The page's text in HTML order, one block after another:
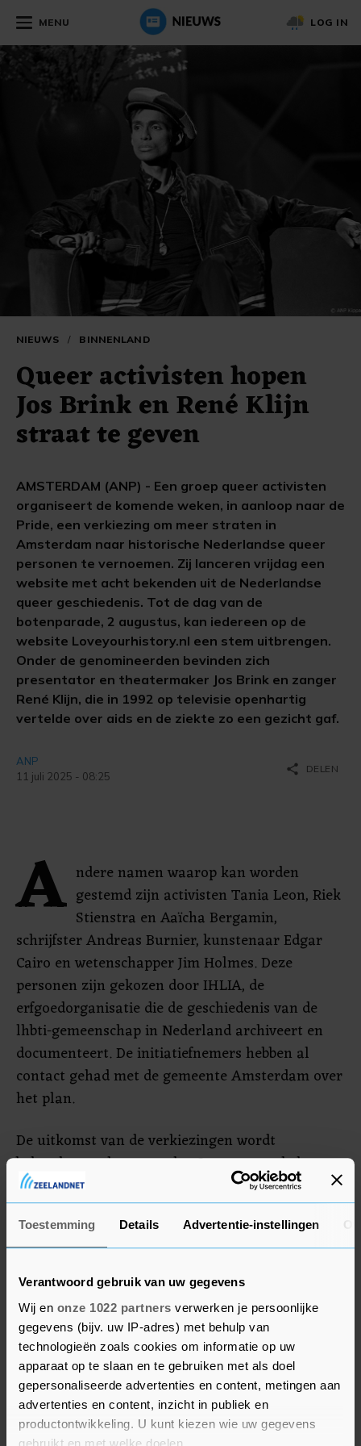
Toestemming Details Advertentie-instellingen
Verantwoord gebruik van uw gegevens
Wij en onze 1022 partners verwerken je persoonlijke
gegevens (bijv. uw IP-adres) met behulp van
technologieën zoals cookies om informatie op uw
apparaat op te slaan en te gebruiken met als doel
gepersonaliseerde advertenties en content, metingen aan
advertenties en content, inzicht in publiek en
productontwikkeling. U kunt kiezen wie uw gegevens
gebruikt en met welke doelen.
MENU LOG IN
NIEUWS / BINNENLAND
Queer activisten hopen
Jos Brink en René Klijn
straat te geven
AMSTERDAM (ANP) - Een groep queer activisten
organiseert de komende weken, in aanloop naar de
Pride, een verkiezing om meer straten in
Amsterdam naar historische Nederlandse queer
personen te vernoemen. Zij lanceren vrijdag een
website met acht bekenden uit de Nederlandse
queer geschiedenis. Tot de dag van de
botenparade, 2 augustus, kan iedereen op de
website Loveyourhistory.nl een stem uitbrengen.
Onder de genomineerden bevinden zich
presentator en theatermaker Jos Brink en zanger
René Klijn, die in 1992 op televisie openhartig
vertelde over aids en de ziekte zo een gezicht gaf.
ANP
11 juli 2025 - 08:25
share DELEN
A ndere namen waarop kan worden
gestemd zijn activisten Tania Leon, Riek
Stienstra en Aaïcha Bergamin,
schrijfster Andreas Burnier, kunstenaar Edgar
Cairo en wetenschapper Jim Holmes. Deze
personen zijn gekozen door IHLIA, de
erfgoedorganisatie die de geschiedenis van de
lhbti-gemeenschap in Nederland archiveert en
documenteert. De initiatiefnemers hebben al
contact gehad met de gemeente Amsterdam over
het plan.
De uitkomst van de verkiezingen wordt
bekendgemaakt op zondag 3 augustus, de laatste
dag van Pride Amsterdam. Op een speciaal
vervaardigd straatnaambord wordt deze naam
vervolgens aan de gemeente Amsterdam
aangeboden, als suggestie voor een nieuwe
straat.